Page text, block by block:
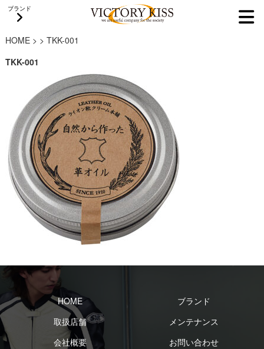
ブランド
HOME> > TKK-001
TKK-001
HOME
ブランド
取扱店舗
メンテナンス
会社概要
お問い合わせ